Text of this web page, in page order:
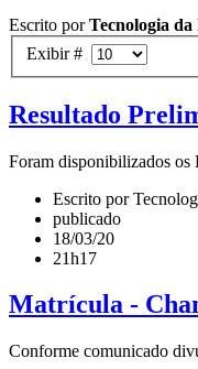
Escrito porTecnologia
Exibir #
Resultado
Foram disponibilizados os
Escrito por
publicado
18/03/20
21h17
Matrícula -
Conforme comunicado